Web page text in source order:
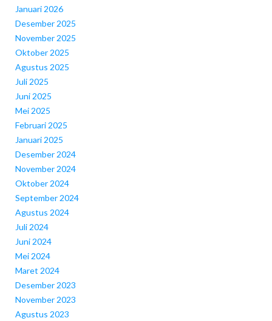
Januari 2026
Desember 2025
November 2025
Oktober 2025
Agustus 2025
Juli 2025
Juni 2025
Mei 2025
Februari 2025
Januari 2025
Desember 2024
November 2024
Oktober 2024
September 2024
Agustus 2024
Juli 2024
Juni 2024
Mei 2024
Maret 2024
Desember 2023
November 2023
Agustus 2023